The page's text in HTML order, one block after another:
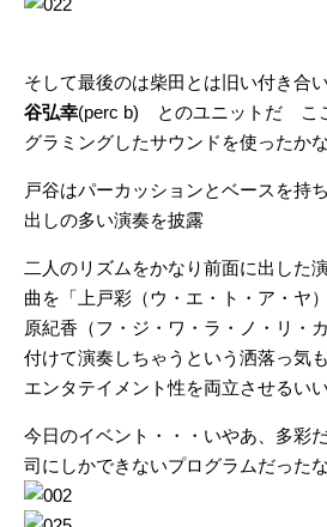
そして最後のは柴田とは旧い付き合
谷弘幸(perc b) とのユニットだ こ
グラミングしたサウンドを使ったか
戸谷はパーカッションとベースを持
出しの多い演奏を披露
二人のリズムをかなり前面に出した
曲を「上戸彩（ウ・エ・ト・ア・ヤ
原紀香（フ・ジ・ワ・ラ・ノ・リ・
付けて演奏しちゃうという洒落っ気
エンタテイメント性を両立させるい
今日のイベント・・・いやあ、多彩
司にしかできないプログラムだった